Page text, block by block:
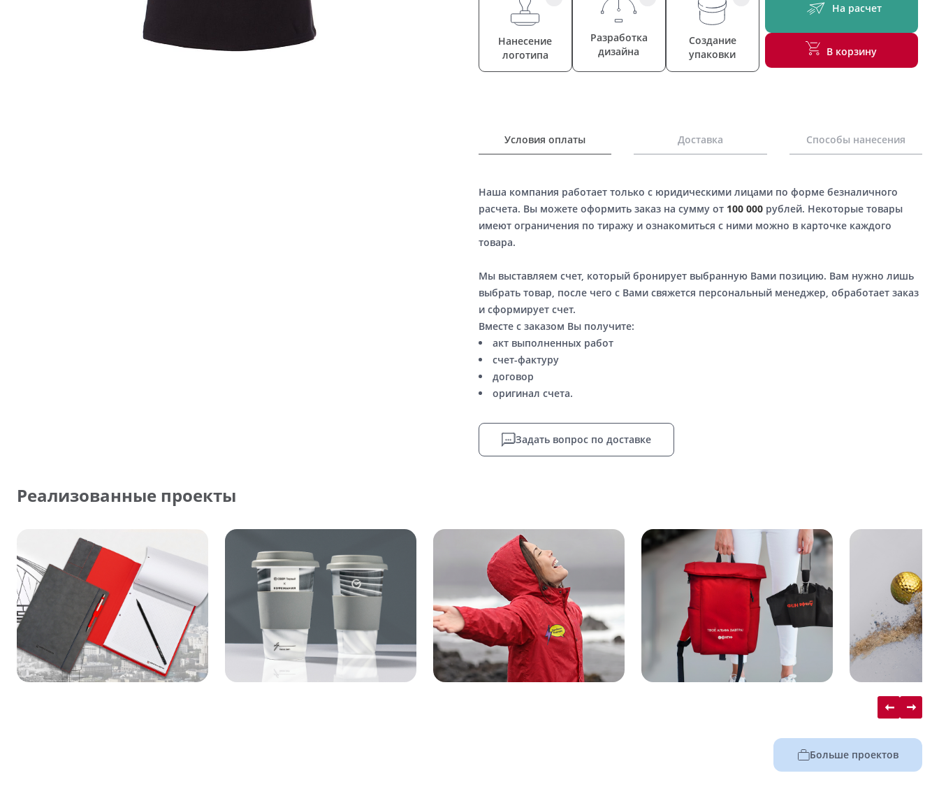
Нанесение
логотипа
Разработка
дизайна
Создание
упаковки
На расчет
В корзину
Условия оплаты Доставка Способы нанесения
Наша компания работает только с юридическими лицами по форме безналичного
расчета. Вы можете оформить заказ на сумму от 100 000рублей. Некоторые товары
имеют ограничения по тиражу и ознакомиться с ними можно в карточке каждого
товара.
Мы выставляем счет, который бронирует выбранную Вами позицию. Вам нужно лишь
выбрать товар, после чего с Вами свяжется персональный менеджер, обработает заказ
и сформирует счет.
Вместе с заказом Вы получите:
акт выполненных работ
счет-фактуру
договор
оригинал счета.
Задать вопрос по доставке
Реализованные проекты
Больше проектов